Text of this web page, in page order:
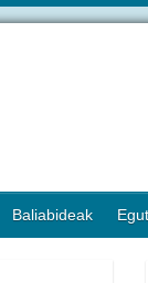
Baliabideak